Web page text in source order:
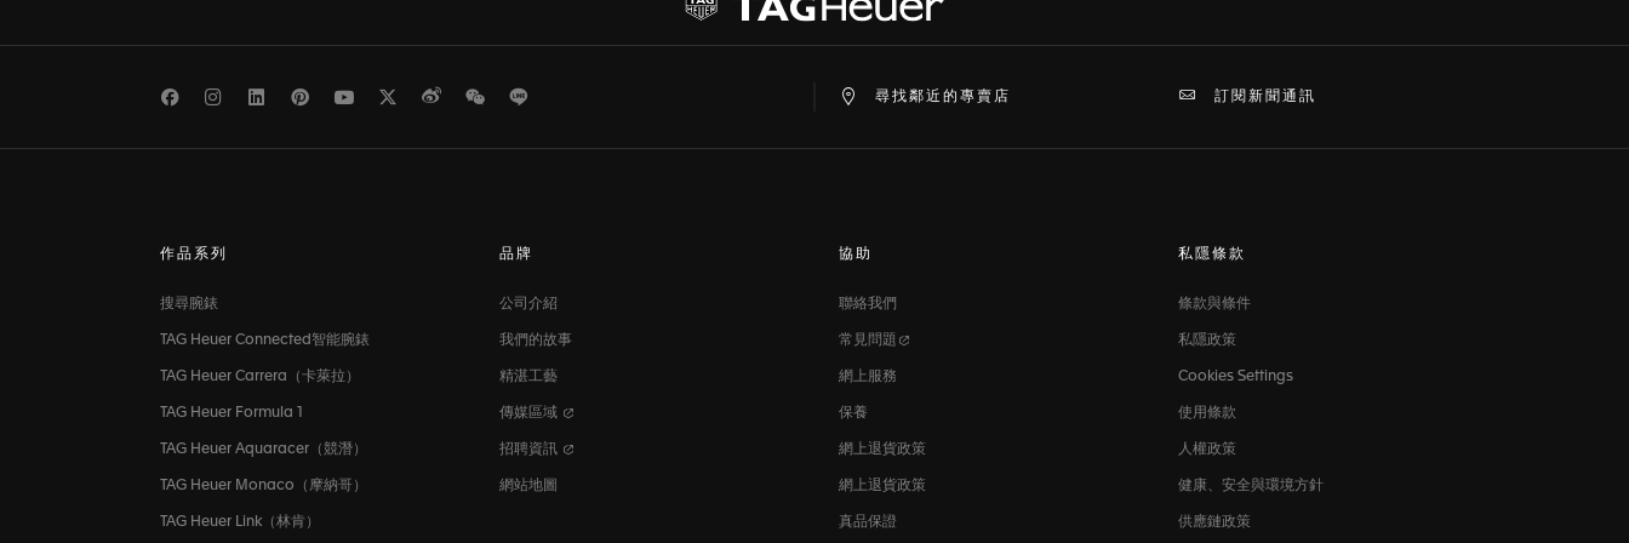
FacebookInstagramLinkedInPinterest
Youtube
TwitterWeiboWeChat 尋找鄰近的專賣店 訂閱新聞通訊
作品系列
搜尋腕錶
TAG Heuer Connected智能腕錶
TAG Heuer Carrera（卡萊拉）
TAG Heuer Formula 1
TAG Heuer Aquaracer（競潛）
TAG Heuer Monaco（摩納哥）
TAG Heuer Link（林肯）
品牌
公司介紹
我們的故事
精湛工藝
傳媒區域
招聘資訊
網站地圖
協助
聯絡我們
常見問題
網上服務
保養
網上退貨政策
網上退貨政策
真品保證
私隱條款
條款與條件
私隱政策
Cookies Settings
使用條款
人權政策
健康、安全與環境方針
供應鏈政策